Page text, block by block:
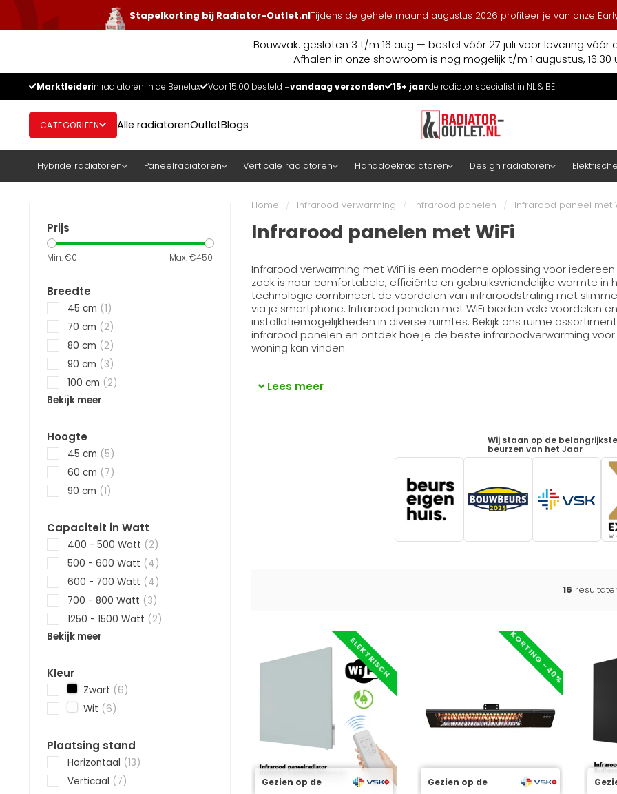
Stapelkorting bij Radiator-Outlet.nlTijdens de gehele maand augustus 2026 profiteer je van onze
Bouwvak: gesloten 3 t/m 16 aug — bestel vóór 27 juli voor levering vóór
Afhalen in onze showroom is nog mogelijk t/m 1 augustus, 16:30
Marktleiderin radiatoren in de Benelux Voor 15:00 besteld =vandaag verzonden 15+ jaarde radiator specialist in NL & BE
CATEGORIEËN Alle radiatorenOutletBlogs
Hybride radiatoren Paneelradiatoren Verticale radiatoren Handdoekradiatoren Design radiatoren
Prijs
Min: €0 Max: €450
Breedte
45 cm (1)
70 cm (2)
80 cm (2)
90 cm (3)
100 cm (2)
Bekijk meer
Hoogte
45 cm (5)
60 cm (7)
90 cm (1)
Capaciteit in Watt
400 - 500 Watt (2)
500 - 600 Watt (4)
600 - 700 Watt (4)
700 - 800 Watt (3)
1250 - 1500 Watt (2)
Bekijk meer
Kleur
Zwart (6)
Wit (6)
Plaatsing stand
Horizontaal (13)
Verticaal (7)
Home / Infrarood verwarming / Infrarood panelen / Infrarood paneel met
Infrarood panelen met WiFi
Infrarood verwarming met WiFi is een moderne oplossing voor
zoek is naar comfortabele, efficiënte en gebruiksvriendelijke warmte in
technologie combineert de voordelen van infraroodstraling met
via je smartphone. Infrarood panelen met WiFi bieden vele voordelen en
installatiemogelijkheden in diverse ruimtes. Bekijk ons ruime
infrarood panelen en ontdek hoe je de beste infraroodverwarming voor
woning kan vinden.
Lees meer
Wij staan op de belangrijkste
beurzen van het Jaar
16
ELEKTRISCH
Gezien op de
KORTING -40%
Gezien op de